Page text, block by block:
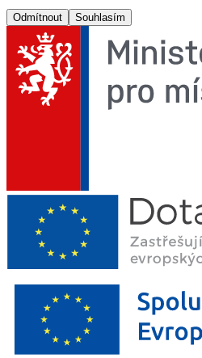
Odmítnout Souhlasím